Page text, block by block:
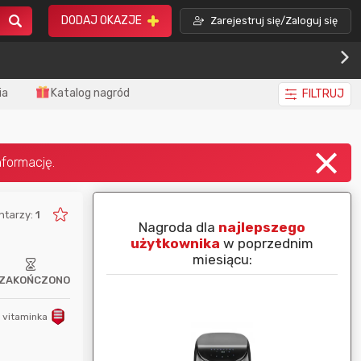
DODAJ OKAZJE Zarejestruj się/Zaloguj się
Katalog nagród FILTRUJ
1
ZAKOŃCZONO
vitaminka
Nagroda dla najlepszego
użytkownika w poprzednim
miesiącu: